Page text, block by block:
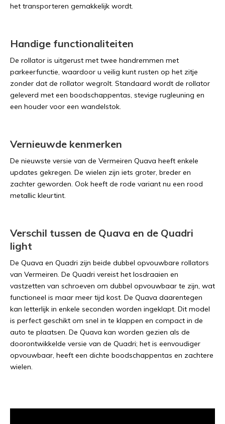
het transporteren gemakkelijk wordt.
Handige functionaliteiten
De rollator is uitgerust met twee handremmen met
parkeerfunctie, waardoor u veilig kunt rusten op het zitje
zonder dat de rollator wegrolt. Standaard wordt de rollator
geleverd met een boodschappentas, stevige rugleuning en
een houder voor een wandelstok.
Vernieuwde kenmerken
De nieuwste versie van de Vermeiren Quava heeft enkele
updates gekregen. De wielen zijn iets groter, breder en
zachter geworden. Ook heeft de rode variant nu een rood
metallic kleurtint.
Verschil tussen de Quava en de Quadri
light
De Quava en Quadri zijn beide dubbel opvouwbare rollators
van Vermeiren. De Quadri vereist het losdraaien en
vastzetten van schroeven om dubbel opvouwbaar te zijn, wat
functioneel is maar meer tijd kost. De Quava daarentegen
kan letterlijk in enkele seconden worden ingeklapt. Dit model
is perfect geschikt om snel in te klappen en compact in de
auto te plaatsen. De Quava kan worden gezien als de
doorontwikkelde versie van de Quadri; het is eenvoudiger
opvouwbaar, heeft een dichte boodschappentas en zachtere
wielen.